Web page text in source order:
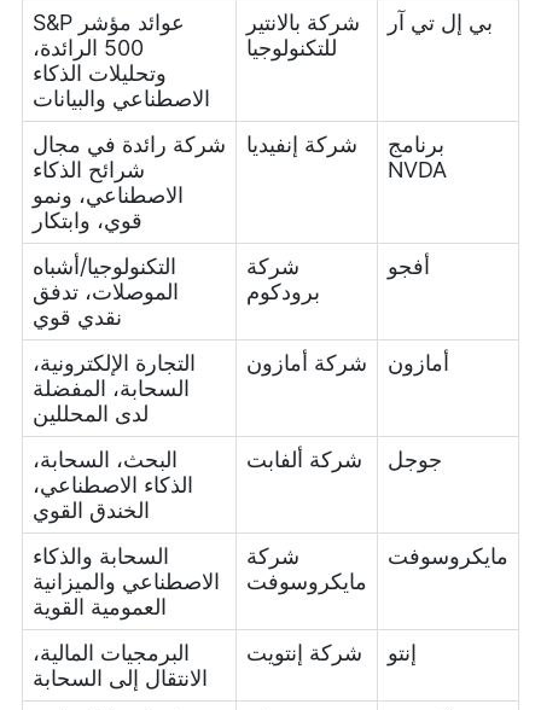
بي إل تي آر
شركة بالانتير
للتكنولوجيا
عوائد مؤشر S&P
500 الرائدة،
وتحليلات الذكاء
الاصطناعي والبيانات
برنامج
NVDA
شركة إنفيديا
شركة رائدة في مجال
شرائح الذكاء
الاصطناعي، ونمو
قوي، وابتكار
أفجو
شركة
برودكوم
التكنولوجيا/أشباه
الموصلات، تدفق
نقدي قوي
أمازون
شركة أمازون
التجارة الإلكترونية،
السحابة، المفضلة
لدى المحللين
جوجل
شركة ألفابت
البحث، السحابة،
الذكاء الاصطناعي،
الخندق القوي
مايكروسوفت
شركة
مايكروسوفت
السحابة والذكاء
الاصطناعي والميزانية
العمومية القوية
إنتو
شركة إنتويت
البرمجيات المالية،
الانتقال إلى السحابة